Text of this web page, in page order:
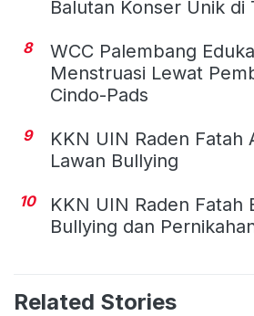
Balutan Konser Unik di
8
WCC Palembang
Menstruasi Lewat
Cindo-Pads
9
KKN UIN Raden Fatah
Lawan Bullying
10
KKN UIN Raden Fatah
Bullying dan
Related Stories